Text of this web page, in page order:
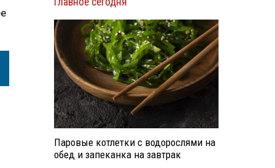
Паровые котлетки с водорослями на
обед и запеканка на завтрак